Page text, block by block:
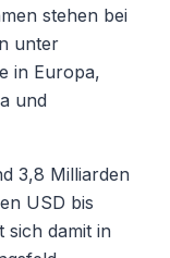
stehen bei
unter
in Europa,
und
3,8 Milliarden
USD bis
sich damit in